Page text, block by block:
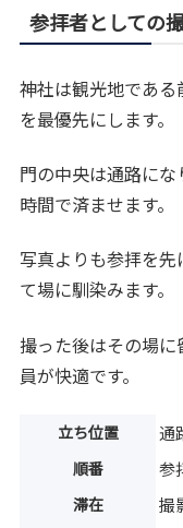
参拝者としての
神社は観光地であ
を最優先にします。
門の中央は通路に
時間で済ませます。
写真よりも参拝を
て場に馴染みます。
撮った後はその場
員が快適です。
立ち位置 通
順番 参
滞在 撮